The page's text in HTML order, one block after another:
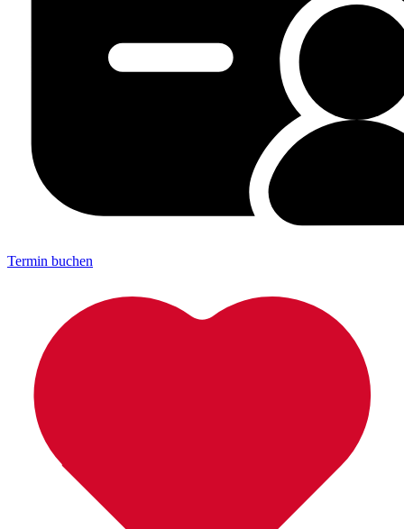
Termin buchen